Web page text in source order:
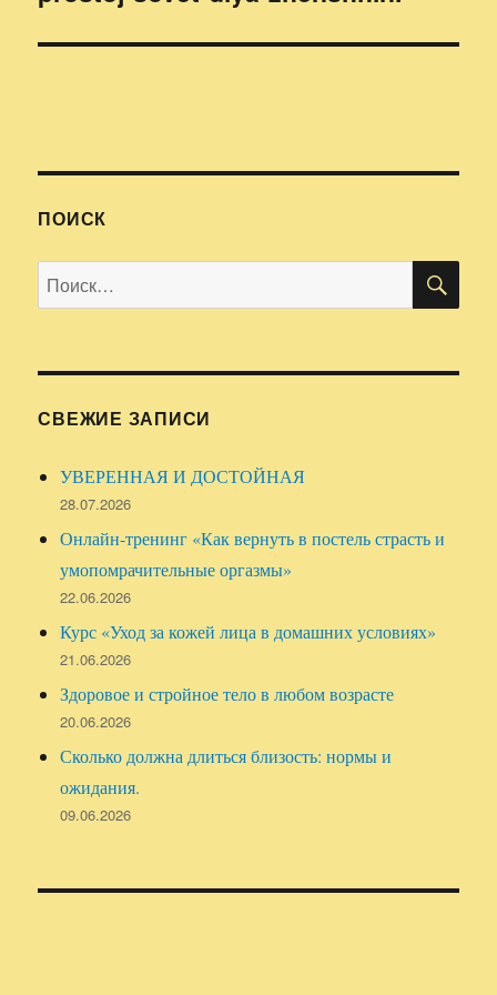
ПОИСК
Искать:
СВЕЖИЕ ЗАПИСИ
УВЕРЕННАЯ И ДОСТОЙНАЯ
28.07.2026
Онлайн-тренинг «Как вернуть в постель страсть и
умопомрачительные оргазмы»
22.06.2026
Курс «Уход за кожей лица в домашних условиях»
21.06.2026
Здоровое и стройное тело в любом возрасте
20.06.2026
Сколько должна длиться близость: нормы и
ожидания.
09.06.2026